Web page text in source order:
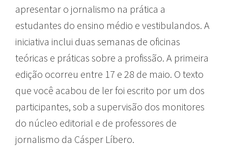
apresentar o jornalismo na prática a
estudantes do ensino médio e vestibulandos. A
iniciativa inclui duas semanas de oficinas
teóricas e práticas sobre a profissão. A primeira
edição ocorreu entre 17 e 28 de maio. O texto
que você acabou de ler foi escrito por um dos
participantes, sob a supervisão dos monitores
do núcleo editorial e de professores de
jornalismo da Cásper Líbero.